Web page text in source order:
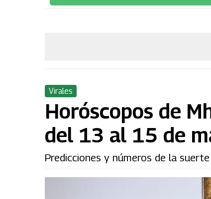
Virales
Horóscopos de
del 13 al 15 de
Predicciones y números de la